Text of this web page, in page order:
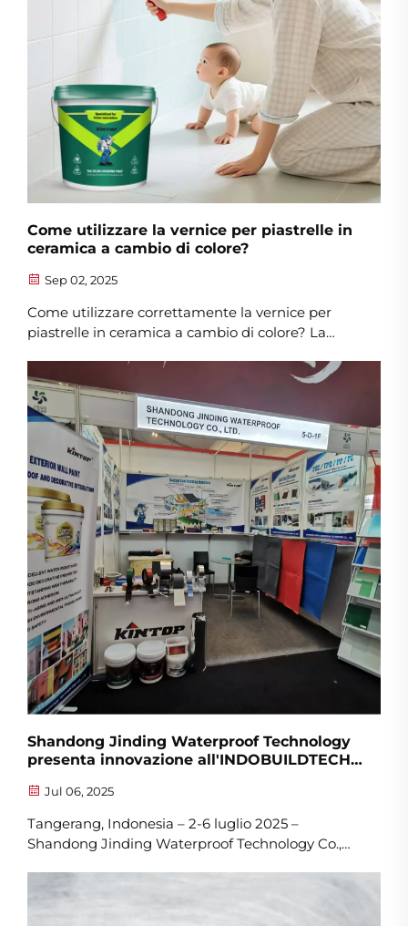
Come utilizzare la vernice per piastrelle in
ceramica a cambio di colore?
Sep 02, 2025
Come utilizzare correttamente la vernice per
piastrelle in ceramica a cambio di colore? La
colore è un prodotto innovativo che permette di
donare nuovi colori ed effetti visivi alle piastrelle
vecchie, rendendo gli ambienti domestici come
nuovi. L'utilizzo di questo rivestimento funzionale
può...
Shandong Jinding Waterproof Technology
presenta innovazione all'INDOBUILDTECH
Jul 06, 2025
Tangerang, Indonesia – 2-6 luglio 2025 –
Shandong Jinding Waterproof Technology Co.,
l'Indonesia Convention Exhibition (ICE) di BSD